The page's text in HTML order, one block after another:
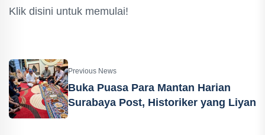
Klik disini untuk memulai!
Previous News
Buka Puasa Para Mantan Harian
Surabaya Post, Historiker yang Liyan